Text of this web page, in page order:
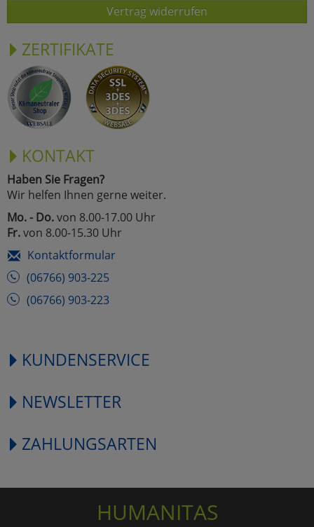
Vertrag widerrufen
ZERTIFIKATE
KONTAKT
Haben Sie Fragen?
Wir helfen Ihnen gerne weiter.
Mo. - Do.von 8.00-17.00 Uhr
Fr.von 8.00-15.30 Uhr
Kontaktformular
(06766) 903-225
(06766) 903-223
KUNDENSERVICE
NEWSLETTER
ZAHLUNGSARTEN
HUMANITAS